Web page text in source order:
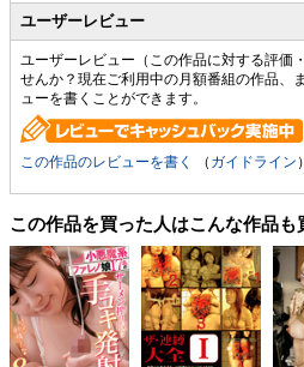
ユーザーレビュー
ユーザーレビュー（この作品に対する評価
せんか？現在ご利用中の月額番組の作品、
ューを書くことができます。
この作品のレビューを書く （ ガイドライン ）
この作品を買った人はこんな作品も